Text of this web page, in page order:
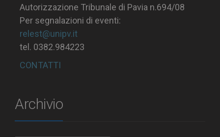
Autorizzazione Tribunale di Pavia n.694/08
Per segnalazioni di eventi:
relest@unipv.it
tel. 0382.984223
CONTATTI
Archivio